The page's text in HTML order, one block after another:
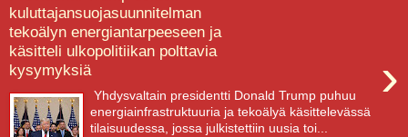
kuluttajansuojasuunnitelman
tekoälyn energiantarpeeseen ja
käsitteli ulkopolitiikan polttavia
kysymyksiä
›
Yhdysvaltain presidentti Donald Trump puhuu
energiainfrastruktuuria ja tekoälyä käsittelevässä
tilaisuudessa, jossa julkistettiin uusia toi...